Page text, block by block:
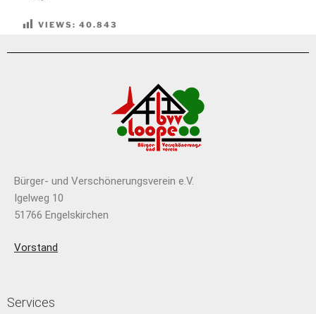
VIEWS: 40.843
Bürger- und Verschönerungsverein e.V.
Igelweg 10
51766 Engelskirchen
Vorstand
Services